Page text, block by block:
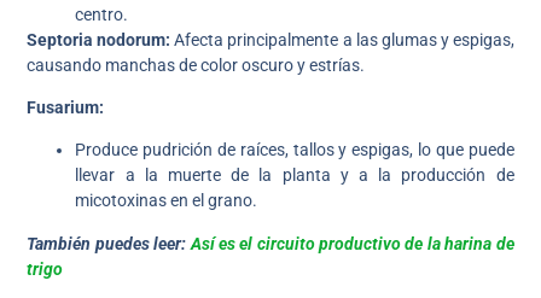
centro.
Septoria nodorum: Afecta principalmente a las glumas y espigas,
causando manchas de color oscuro y estrías.
Fusarium:
Produce pudrición de raíces, tallos y espigas, lo que puede
llevar a la muerte de la planta y a la producción de
micotoxinas en el grano.
También puedes leer: Así es el circuito productivo de la harina de
trigo